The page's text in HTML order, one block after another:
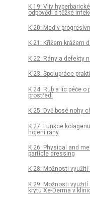
K 19: Vliv
odpovědi a těžké
K 20: Med v
K 21: Křížem krážem
K 22: Rány a defekty
K 23: Spolupráce
K 24: Rub a líc péče
prostředí
K 25: Dvě bosé nohy
K 27: Funkce
hojení rány
K 26: Physical and
particle dressing
K 28: Možnosti
K 29: Možnosti
krytu Xe-Derma v